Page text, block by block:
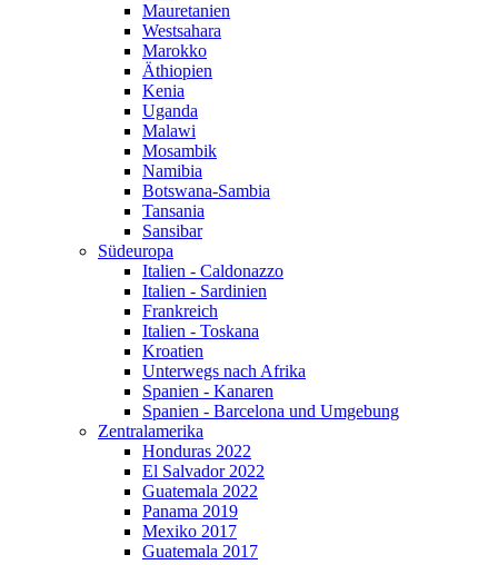
Mauretanien
Westsahara
Marokko
Äthiopien
Kenia
Uganda
Malawi
Mosambik
Namibia
Botswana-Sambia
Tansania
Sansibar
Südeuropa
Italien - Caldonazzo
Italien - Sardinien
Frankreich
Italien - Toskana
Kroatien
Unterwegs nach Afrika
Spanien - Kanaren
Spanien - Barcelona und Umgebung
Zentralamerika
Honduras 2022
El Salvador 2022
Guatemala 2022
Panama 2019
Mexiko 2017
Guatemala 2017